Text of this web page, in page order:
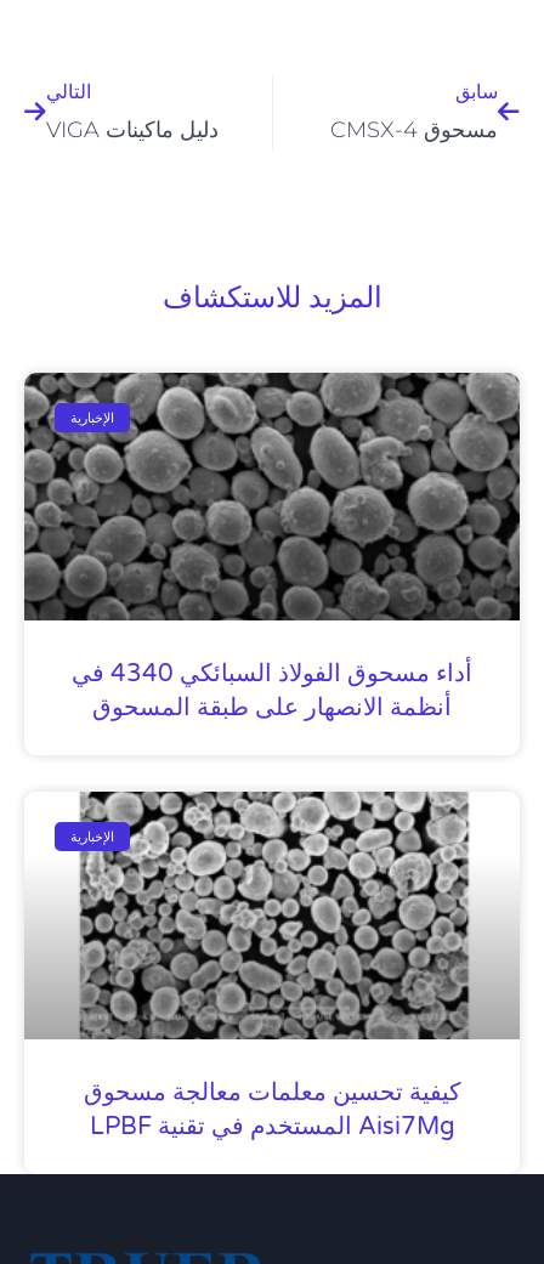
سابق
مسحوق CMSX-4
التالي
دليل ماكينات VIGA
المزيد للاستكشاف
الإخبارية
أداء مسحوق الفولاذ السبائكي 4340 في
أنظمة الانصهار على طبقة المسحوق
الإخبارية
كيفية تحسين معلمات معالجة مسحوق
Aisi7Mg المستخدم في تقنية LPBF